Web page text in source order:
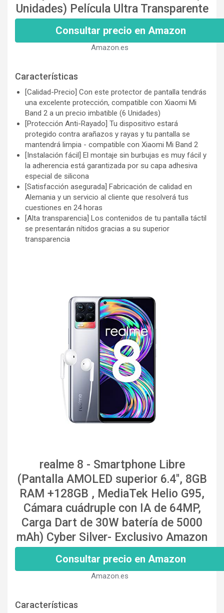
Unidades) Película Ultra Transparente
Consultar precio en Amazon
Amazon.es
Características
[Calidad-Precio] Con este protector de pantalla tendrás
una excelente protección, compatible con Xiaomi Mi
Band 2 a un precio imbatible (6 Unidades)
[Protección Anti-Rayado] Tu dispositivo estará
protegido contra arañazos y rayas y tu pantalla se
mantendrá limpia - compatible con Xiaomi Mi Band 2
[Instalación fácil] El montaje sin burbujas es muy fácil y
la adherencia está garantizada por su capa adhesiva
especial de silicona
[Satisfacción asegurada] Fabricación de calidad en
Alemania y un servicio al cliente que resolverá tus
cuestiones en 24 horas
[Alta transparencia] Los contenidos de tu pantalla táctil
se presentarán nítidos gracias a su superior
transparencia
realme 8 - Smartphone Libre
(Pantalla AMOLED superior 6.4", 8GB
RAM +128GB , MediaTek Helio G95,
Cámara cuádruple con IA de 64MP,
Carga Dart de 30W batería de 5000
mAh) Cyber Silver- Exclusivo Amazon
Consultar precio en Amazon
Amazon.es
Características